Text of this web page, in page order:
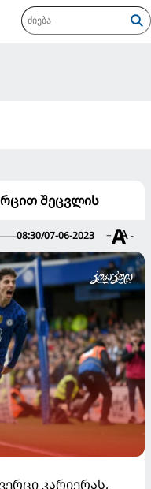
შეცვლის
08:30/07-06-2023 + -
კარიერას,